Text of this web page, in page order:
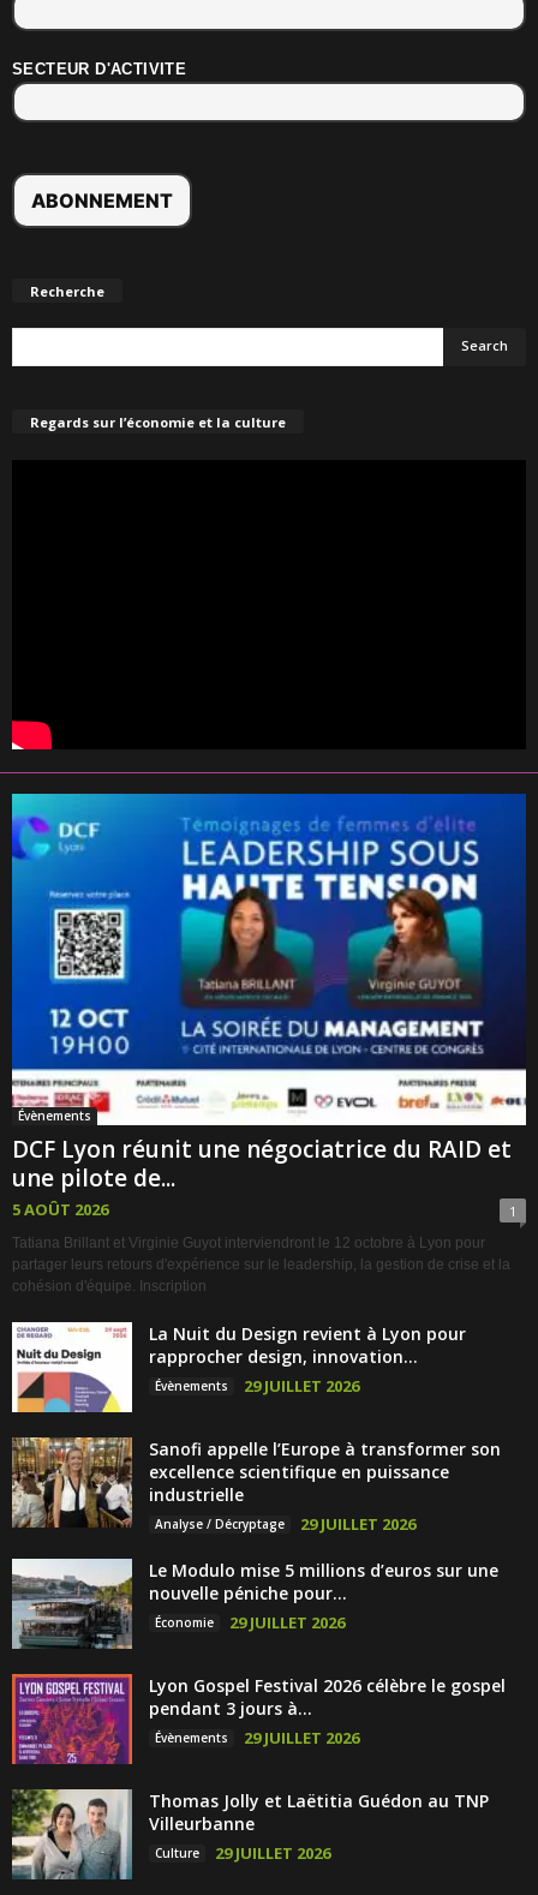
SECTEUR D'ACTIVITE
Recherche
Regards sur l’économie et la culture
Évènements
DCF Lyon réunit une négociatrice du RAID et
une pilote de...
5 AOÛT 2026 1
Tatiana Brillant et Virginie Guyot interviendront le 12 octobre à Lyon pour
partager leurs retours d'expérience sur le leadership, la gestion de crise et la
cohésion d'équipe. Inscription
La Nuit du Design revient à Lyon pour
rapprocher design, innovation...
Évènements 29 JUILLET 2026
Sanofi appelle l’Europe à transformer son
excellence scientifique en puissance
industrielle
Analyse / Décryptage 29 JUILLET 2026
Le Modulo mise 5 millions d’euros sur une
nouvelle péniche pour...
Économie 29 JUILLET 2026
Lyon Gospel Festival 2026 célèbre le gospel
pendant 3 jours à...
Évènements 29 JUILLET 2026
Thomas Jolly et Laëtitia Guédon au TNP
Villeurbanne
Culture 29 JUILLET 2026